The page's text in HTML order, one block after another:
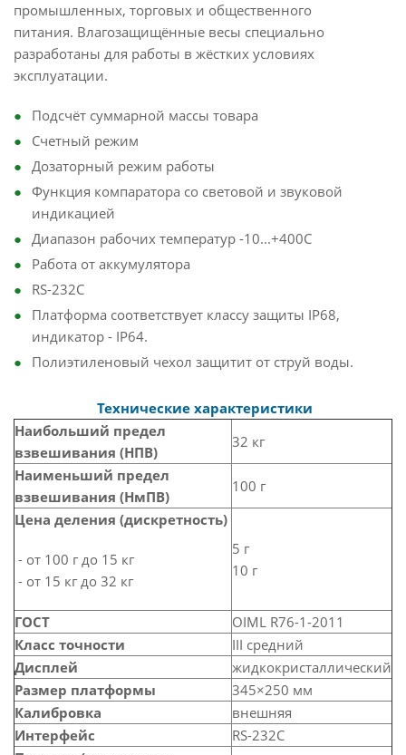
промышленных, торговых и общественного
питания. Влагозащищённые весы специально
разработаны для работы в жёстких условиях
эксплуатации.
Подсчёт суммарной массы товара
Счетный режим
Дозаторный режим работы
Функция компаратора со световой и звуковой
индикацией
Диапазон рабочих температур -10...+400С
Работа от аккумулятора
RS-232C
Платформа соответствует классу защиты IP68,
индикатор - IP64.
Полиэтиленовый чехол защитит от струй воды.
Технические характеристики
Наибольший предел
взвешивания (НПВ)
32 кг
Наименьший предел
взвешивания (НмПВ)
100 г
Цена деления (дискретность)
- от 100 г до 15 кг
- от 15 кг до 32 кг
5 г
10 г
ГОСТ
OIML R76-1-2011
Класс точности
III средний
Дисплей
жидкокристаллический
Размер платформы
345×250 мм
Калибровка
внешняя
Интерфейс
RS-232C